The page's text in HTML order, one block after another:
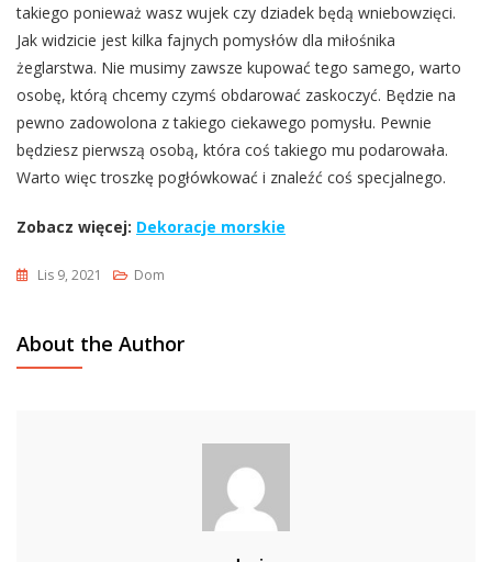
takiego ponieważ wasz wujek czy dziadek będą wniebowzięci.
Jak widzicie jest kilka fajnych pomysłów dla miłośnika
żeglarstwa. Nie musimy zawsze kupować tego samego, warto
osobę, którą chcemy czymś obdarować zaskoczyć. Będzie na
pewno zadowolona z takiego ciekawego pomysłu. Pewnie
będziesz pierwszą osobą, która coś takiego mu podarowała.
Warto więc troszkę pogłówkować i znaleźć coś specjalnego.
Zobacz więcej: Dekoracje morskie
Lis 9, 2021 Dom
About the Author